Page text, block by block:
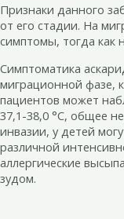
Признаки данного
от его стадии. На
симптомы, тогда как
Симптоматика
миграционной фазе,
пациентов может
37,1-38,0 °C, общее
инвазии, у детей
различной
аллергические
зудом.